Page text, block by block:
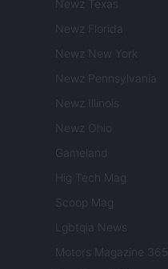
Newz Texas
Newz Florida
Newz New York
Newz Pennsylvania
Newz Illinois
Newz Ohio
Gameland
Hig Tech Mag
Scoop Mag
Lgbtqia News
Motors Magazine 365